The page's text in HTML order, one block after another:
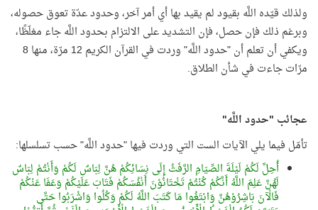
ولذلك قيّده اللَّه بقيود لم يقيد بها أي أمر آخر، وحدود عدّة تعوق حصوله،
وبرغم ذلك فإن حصل، فإن التشديد على الالتزام بحدود اللَّه جاء مغلّظًا،
ويكفي أن تعلم أن "حدود اللَّه" وردت في القرآن الكريم 12 مرّة، منها 8
مرّات جاءت في شأن الطلاق.
عجائب "حدوداللَّه"
تأمّل فيما يلي الآيات الست التي وردت فيها "حدود اللَّه" حسب تسلسلها:
أُحِلَّ لَكُمْ لَيْلَةَ الصِّيَامِ الرَّفَثُ إِلَى نِسَائِكُمْ هُنَّ لِبَاسٌ لَكُمْ وَأَنْتُمْ لِبَاسٌ
لَهُنَّ عَلِمَ اللَّهُ أَنَّكُمْ كُنْتُمْ تَخْتَانُوْنَ أَنْفُسَكُمْ فَتَابَ عَلَيْكُمْ وَعَفَا عَنْكُمْ
فَالْآنَ بَاشِرُوْهُنَّ وَابْتَغُوا مَا كَتَبَ اللَّهُ لَكُمْ وَكُلُوا وَاشْرَبُوا حَتَّى